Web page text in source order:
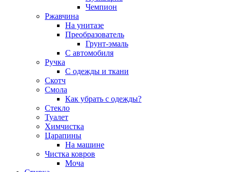
Чемпион
Ржавчина
На унитазе
Преобразователь
Грунт-эмаль
С автомобиля
Ручка
С одежды и ткани
Скотч
Смола
Как убрать с одежды?
Стекло
Туалет
Химчистка
Царапины
На машине
Чистка ковров
Моча